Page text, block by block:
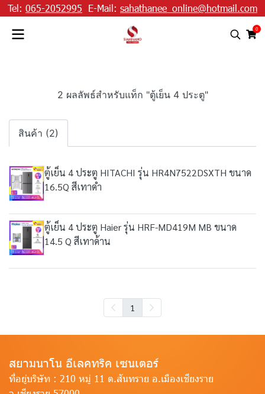
Tel: 065-2052995 E-Mail: sahathanee_online@hotmail.com
0
2 ผลลัพธ์สำหรับแท็ก "ตู้เย็น 4 ประตู"
สินค้า (2)
ตู้เย็น 4 ประตู HITACHI รุ่น HR4N7522DSXTH ขนาด
16.5Q สีเทาดำ
ตู้เย็น 4 ประตู Haier รุ่น HRF-MD419M MB ขนาด
14.5 Q สีเทาด้าน
1
สยามนาโน อีเลคทริค เซนเตอร์
ที่อยู่บริษัท : 210 หมู่ 11 ต.สันทราย อ.เมืองเชียงราย